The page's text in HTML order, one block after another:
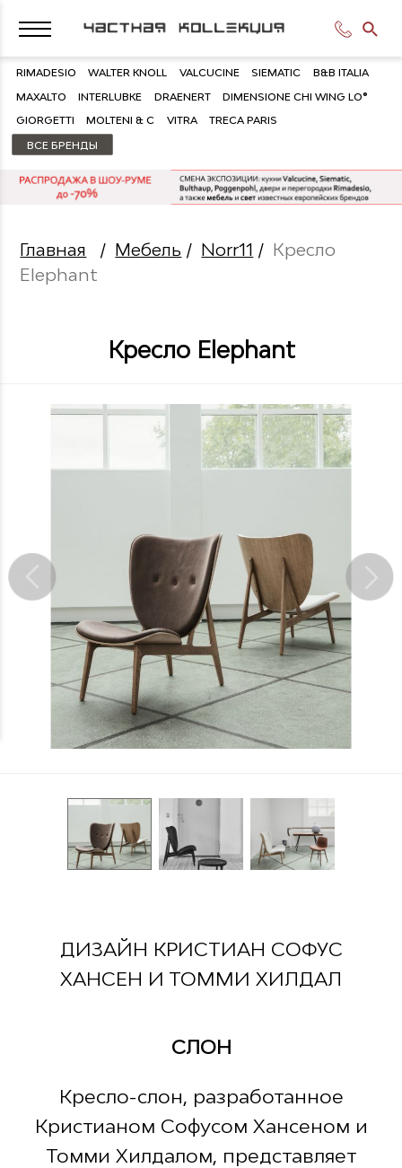
RIMADESIO WALTER KNOLL VALCUCINE SIEMATIC B&B ITALIA
MAXALTO INTERLUBKE DRAENERT DIMENSIONE CHI WING LO®
GIORGETTI MOLTENI & C VITRA TRECA PARIS
ВСЕ БРЕНДЫ
Главная / Мебель / Norr11 / Кресло
Elephant
Кресло Elephant
ДИЗАЙН КРИСТИАН СОФУС
ХАНСЕН И ТОММИ ХИЛДАЛ
СЛОН
Кресло-слон, разработанное
Кристианом Софусом Хансеном и
Томми Хилдалом, представляет